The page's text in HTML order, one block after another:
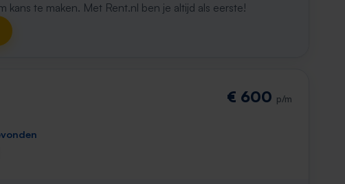
kans te maken. Met Rent.nl ben je altijd als eerste!
€ 600 p/m